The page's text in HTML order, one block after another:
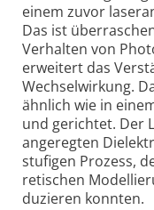
einem zuvor
Das ist
Verhalten von
erweitert das
Wechsel­wirkung.
ähnlich wie in
und gerichtet. Der
angeregten
stufigen Prozess,
retischen
duzieren konnten.